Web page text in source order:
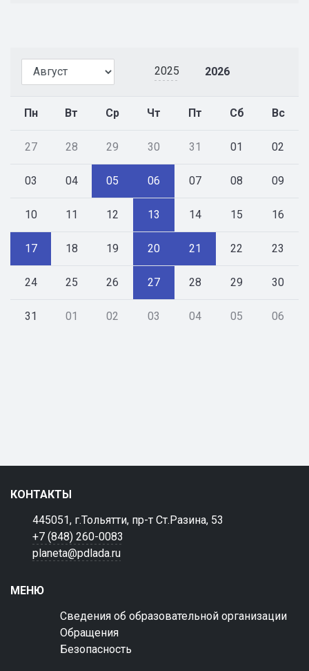
2025 2026
Пн Вт Ср Чт Пт Сб Вс
27 28 29 30 31 01 02
03 04 05 06 07 08 09
10 11 12 13 14 15 16
17 18 19 20 21 22 23
24 25 26 27 28 29 30
31 01 02 03 04 05 06
КОНТАКТЫ
445051, г.Тольятти, пр-т Ст.Разина, 53
+7 (848) 260-0083
planeta@pdlada.ru
МЕНЮ
Сведения об образовательной организации
Обращения
Безопасность